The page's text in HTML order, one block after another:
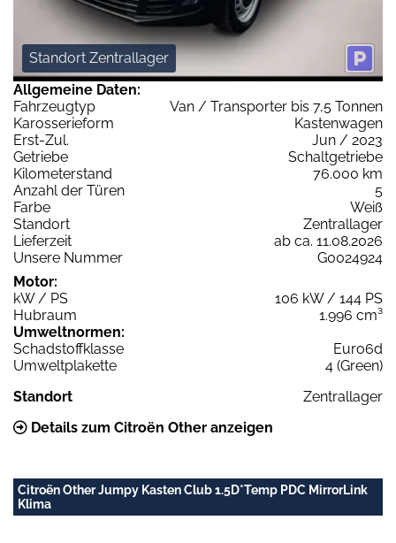
Standort Zentrallager
Allgemeine Daten:
Fahrzeugtyp
Van / Transporter bis 7,5 Tonnen
Karosserieform
Kastenwagen
Erst-Zul.
Jun / 2023
Getriebe
Schaltgetriebe
Kilometerstand
76.000 km
Anzahl der Türen
5
Farbe
Weiß
Standort
Zentrallager
Lieferzeit
ab ca. 11.08.2026
Unsere Nummer
G0024924
Motor:
kW / PS
106 kW / 144 PS
Hubraum
1.996 cm³
Umweltnormen:
Schadstoffklasse
Euro6d
Umweltplakette
4 (Green)
Standort
Zentrallager
Details zum Citroën Other anzeigen
Citroën Other Jumpy Kasten Club 1.5D*Temp PDC MirrorLink
Klima